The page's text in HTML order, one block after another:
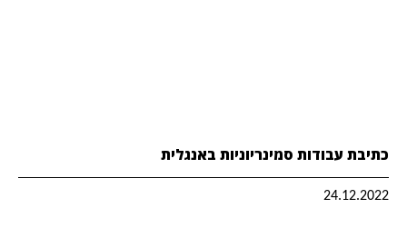
כתיבת עבודות סמינריוניות באנגלית
24.12.2022